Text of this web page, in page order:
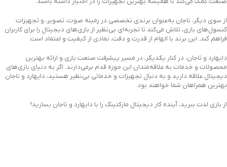
از سوی دیگر، تاجان به‌عنوان برندی تخصصی در زمینه صوت، تصویر، و تجهیزات
کنسول‌های بازی، تلاش می‌کند تا تجربه‌ای بی‌نظیر از بازی‌های دیجیتال را برای کاربران
فراهم کند. این برند با الهام از قدرت و دقت، نمادی از کیفیت و اعتماد است.
دایهارد و تاجان، در کنار یکدیگر، در مسیر پیشرفت صنعت بازی و ارائه بهترین
محصولات و خدمات به علاقه‌مندان این حوزه قدم برمی‌دارند. اگر به دنیای بازی‌های
دیجیتال علاقه دارید و به دنبال تجهیزات و خدماتی بی‌نظیر هستید، دایهارد و تاجان
بهترین همراهان شما خواهند بود.
از بازی لذت ببرید، آینده کار دیجیتال مارکتینگ را با دایهارد و تاجان بسازید!